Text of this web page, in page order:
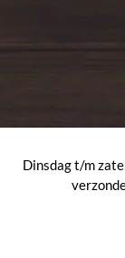
Dinsdag t/m